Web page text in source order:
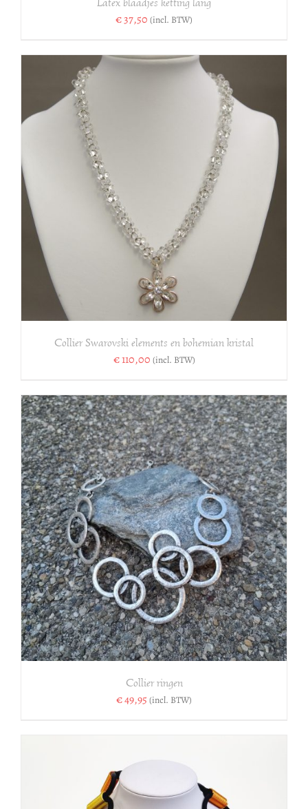
Latex blaadjes ketting lang
€37,50 (incl. BTW)
Collier Swarovski elements en bohemian kristal
€110,00 (incl. BTW)
Collier ringen
€49,95 (incl. BTW)